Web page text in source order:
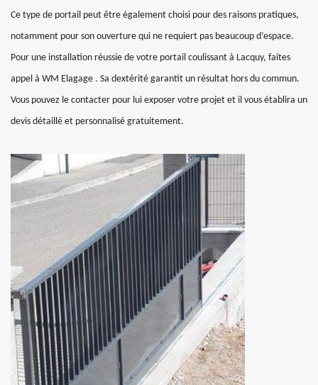
Ce type de portail peut être également choisi pour des raisons pratiques,
notamment pour son ouverture qui ne requiert pas beaucoup d’espace.
Pour une installation réussie de votre portail coulissant à Lacquy, faites
appel à WM Elagage . Sa dextérité garantit un résultat hors du commun.
Vous pouvez le contacter pour lui exposer votre projet et il vous établira un
devis détaillé et personnalisé gratuitement.